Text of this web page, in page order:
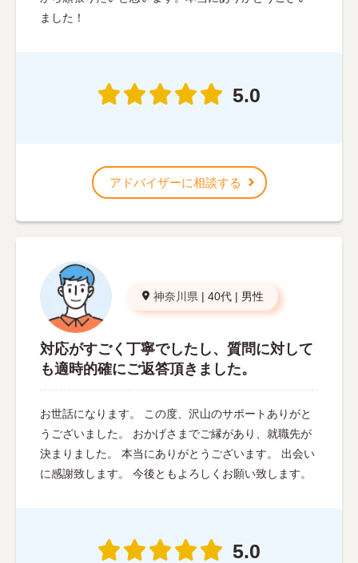
ました！
5.0
アドバイザーに相談する
神奈川県 | 40代 | 男性
対応がすごく丁寧でしたし、質問に対して
も適時的確にご返答頂きました。
お世話になります。 この度、沢山のサポートありがと
うございました。 おかげさまでご縁があり、就職先が
決まりました。 本当にありがとうございます。 出会い
に感謝致します。 今後ともよろしくお願い致します。
5.0